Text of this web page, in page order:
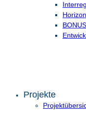
BONUS
Projekte